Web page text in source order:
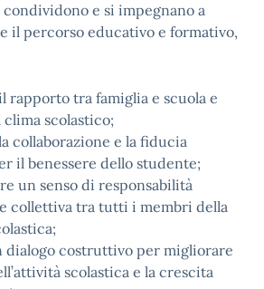
e si impegnano a
il percorso educativo e formativo,
rapporto tra famiglia e scuola e
scolastico;
collaborazione e la fiducia
il benessere dello studente;
un senso di responsabilità
collettiva tra tutti i membri della
dialogo costruttivo per migliorare
scolastica e la crescita